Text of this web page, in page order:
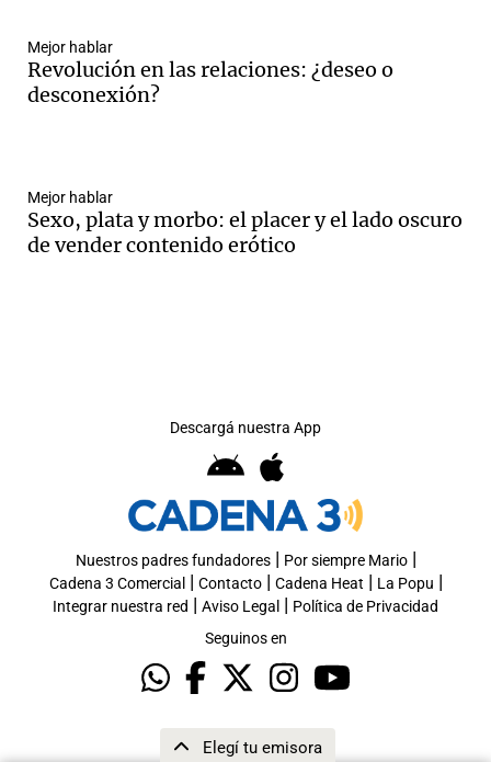
Elegí tu emisora
Mejor hablar
Revolución en las relaciones: ¿deseo o
desconexión?
Mejor hablar
Sexo, plata y morbo: el placer y el lado oscuro
de vender contenido erótico
Descargá nuestra App
Nuestros padres fundadores| Por siempre Mario|
Cadena 3 Comercial | Contacto| Cadena Heat | La Popu |
Integrar nuestra red | Aviso Legal | Política de Privacidad
Seguinos en
Mundial 2026
Cadena 3